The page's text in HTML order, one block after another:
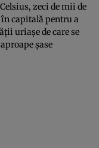
zeci de mii de
capitală pentru a
uriașe de care se
șase